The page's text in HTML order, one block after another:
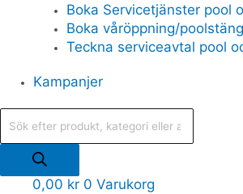
Boka Servicetjänster pool
Boka våröppning/
Teckna serviceavtal pool
Kampanjer
0,00 kr 0 Varukorg